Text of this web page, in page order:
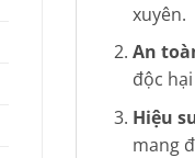
xuyên.
An
độc
Hiệu
mang